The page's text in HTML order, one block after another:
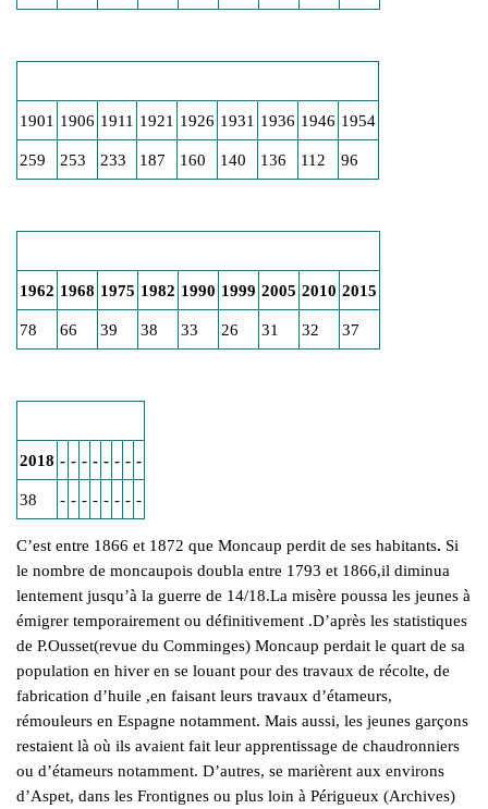
1901 1906 1911 1921 1926 1931 1936 1946 1954
259 253 233 187 160 140 136 112 96
1962 1968 1975 1982 1990 1999 2005 2010 2015
78 66 39 38 33 26 31 32 37
2018 - - - - - - - -
38 - - - - - - - -
C’est entre 1866 et 1872 que Moncaup perdit de ses habitants. Si
le nombre de moncaupois doubla entre 1793 et 1866,il diminua
lentement jusqu’à la guerre de 14/18.La misère poussa les jeunes à
émigrer temporairement ou définitivement .D’après les statistiques
de P.Ousset(revue du Comminges) Moncaup perdait le quart de sa
population en hiver en se louant pour des travaux de récolte, de
fabrication d’huile ,en faisant leurs travaux d’étameurs,
rémouleurs en Espagne notamment. Mais aussi, les jeunes garçons
restaient là où ils avaient fait leur apprentissage de chaudronniers
ou d’étameurs notamment. D’autres, se marièrent aux environs
d’Aspet, dans les Frontignes ou plus loin à Périgueux (Archives)